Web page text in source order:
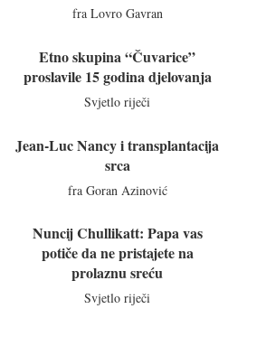
fra Lovro Gavran
Etno skupina “Čuvarice”
proslavile 15 godina djelovanja
Svjetlo riječi
Jean-Luc Nancy i transplantacija
srca
fra Goran Azinović
Nuncij Chullikatt: Papa vas
potiče da ne pristajete na
prolaznu sreću
Svjetlo riječi